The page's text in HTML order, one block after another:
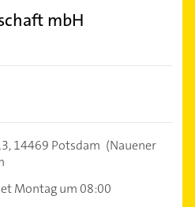
mbH
14469 Potsdam (Nauener
Montag um 08:00